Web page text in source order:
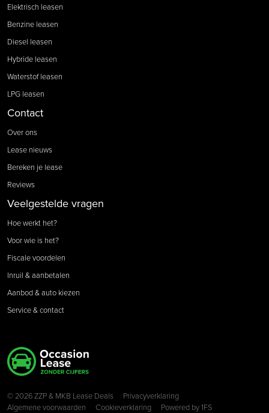
Elektrisch leasen
Benzine leasen
Diesel leasen
Hybride leasen
Waterstof leasen
LPG leasen
Contact
Over ons
Lease nieuws
Bereken je lease
Reviews
Veelgestelde vragen
Hoe werkt het?
Voor wie is het?
Fiscale voordelen
Inruil & aanbetalen
Aanbod & auto kiezen
Service & contact
Copyright navigation
© 2026 ZZP & MKB Lease Deals
Privacyverklaring
Algemene voorwaarden
Cookieverklaring Powered by1FS